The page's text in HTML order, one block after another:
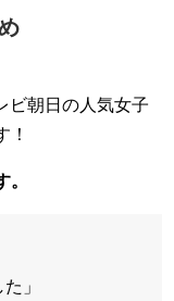
ビ朝日の人気女子
！
」